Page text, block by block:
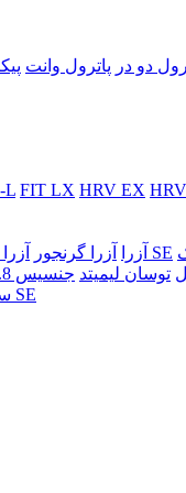
دو در پاترول وانت
L FIT LX HRV EX
آزرا آزرا گرنجور اکسنت صندوقدار SE
توسان لیمیتد جنسیس 3.8
سوناتا SE